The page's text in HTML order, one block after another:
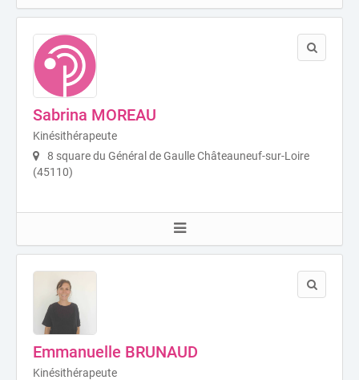
Sabrina MOREAU
Kinésithérapeute
8 square du Général de Gaulle Châteauneuf-sur-Loire
(45110)
Emmanuelle BRUNAUD
Kinésithérapeute